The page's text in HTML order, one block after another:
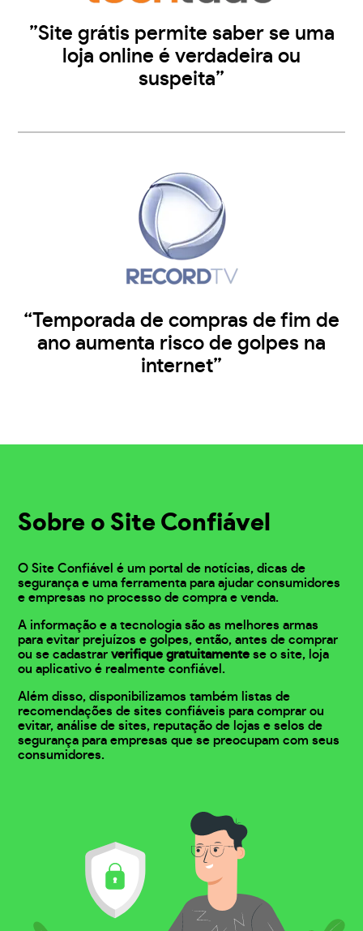
”Site grátis permite saber se uma
loja online é verdadeira ou
suspeita”
“Temporada de compras de fim de
ano aumenta risco de golpes na
internet”
Sobre o Site Confiável
O Site Confiável é um portal de notícias, dicas de
segurança e uma ferramenta para ajudar consumidores
e empresas no processo de compra e venda.
A informação e a tecnologia são as melhores armas
para evitar prejuízos e golpes, então, antes de comprar
ou se cadastrarverifique gratuitamente se o site, loja
ou aplicativo é realmente confiável.
Além disso, disponibilizamos também listas de
recomendações de sites confiáveis para comprar ou
evitar, análise de sites, reputação de lojas e selos de
segurança para empresas que se preocupam com seus
consumidores.